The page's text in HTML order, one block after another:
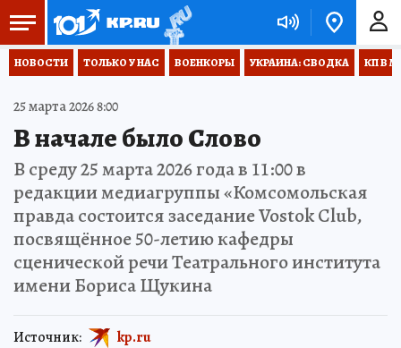
НОВОСТИ ТОЛЬКО У НАС ВОЕНКОРЫ УКРАИНА: СВОДКА КП В
25 марта 2026 8:00
В начале было Слово
В среду 25 марта 2026 года в 11:00 в
редакции медиагруппы «Комсомольская
правда состоится заседание Vostok Club,
посвящённое 50-летию кафедры
сценической речи Театрального института
имени Бориса Щукина
Источник: kp.ru